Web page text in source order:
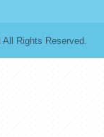
All Rights Reserved.